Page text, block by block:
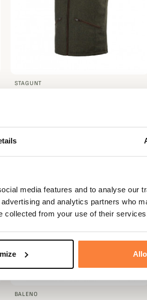
media features and to analyse our
and analytics partners who
collected from your use of their
STAGUNT
BALENO